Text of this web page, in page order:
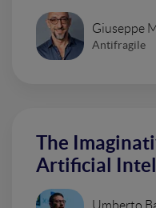
Giuseppe
Antifragile
The
Artificial
Umberto